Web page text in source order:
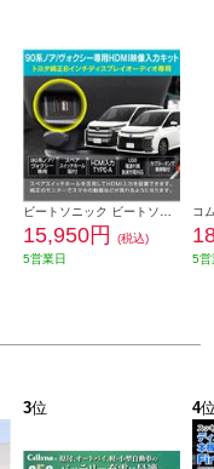
15,950円
(税込)
5営業日
5営
3位 4